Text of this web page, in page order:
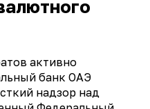
активно
банк ОАЭ
надзор над